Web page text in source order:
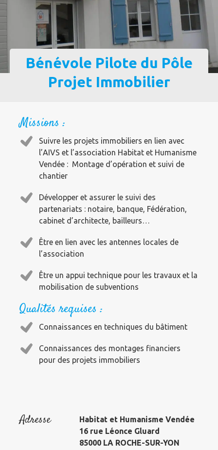
Bénévole Pilote du Pôle
Projet Immobilier
Missions :
Suivre les projets immobiliers en lien avec
l’AIVS et l’association Habitat et Humanisme
Vendée : Montage d’opération et suivi de
chantier
Développer et assurer le suivi des
partenariats : notaire, banque, Fédération,
cabinet d’architecte, bailleurs…
Être en lien avec les antennes locales de
l’association
Être un appui technique pour les travaux et la
mobilisation de subventions
Qualités requises :
Connaissances en techniques du bâtiment
Connaissances des montages financiers
pour des projets immobiliers
Adresse
Habitat et Humanisme Vendée
16 rue Léonce Gluard
85000 LA ROCHE-SUR-YON